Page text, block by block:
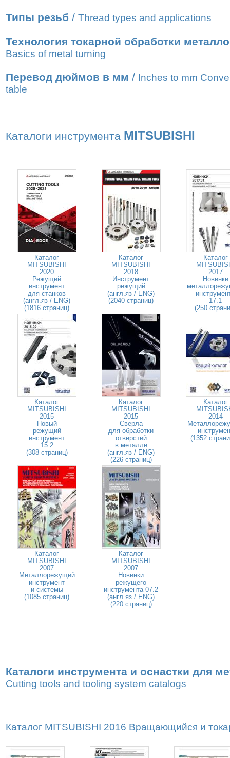
Типы резьб / Thread types and applications
Технология токарной обработки
Basics of metal turning
Перевод дюймов в мм / Inches to mm
table
Каталоги инструмента MITSUBISHI
Каталог
MITSUBISHI
2020
Режущий
инструмент
для станков
(англ.яз / ENG)
(1816 страниц)
Каталог
MITSUBISHI
2018
Инструмент
режущий
(англ.яз / ENG)
(2040 страниц)
Каталог
2017
Новинки
17.1
(250
Каталог
MITSUBISHI
2015
Новый
режущий
инструмент
15.2
(308 страниц)
Каталог
MITSUBISHI
2015
Сверла
для обработки
отверстий
в металле
(англ.яз / ENG)
(226 страниц)
Каталог
2014
(1352
Каталог
MITSUBISHI
2007
Металлорежущий
инструмент
и системы
(1085 страниц)
Каталог
MITSUBISHI
2007
Новинки
режущего
инструмента 07.2
(англ.яз / ENG)
(220 страниц)
Каталоги инструмента и оснастки для
Cutting tools and tooling system catalogs
Каталог MITSUBISHI 2016 Вращающийся и